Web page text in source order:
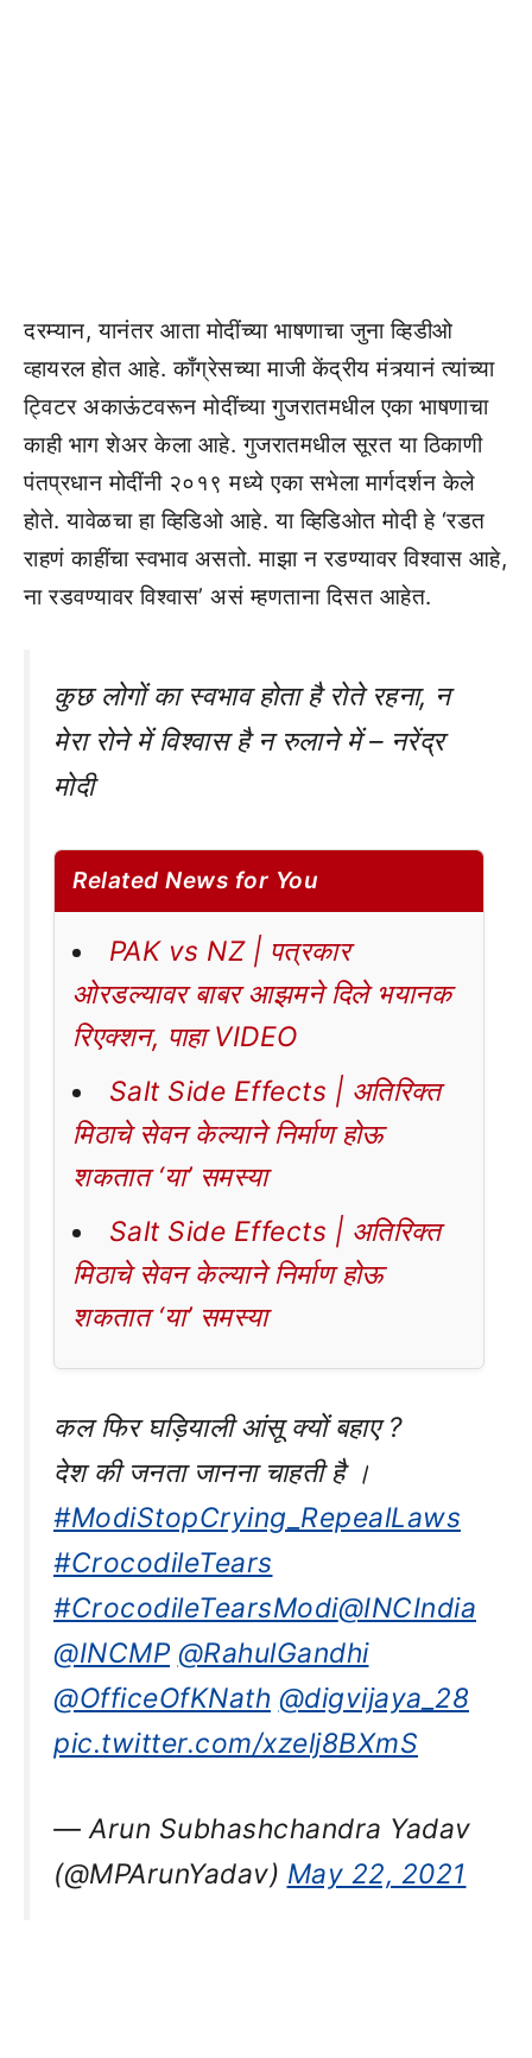
दरम्यान, यानंतर आता मोदींच्या भाषणाचा जुना व्हिडीओ
व्हायरल होत आहे. काँग्रेसच्या माजी केंद्रीय मंत्र्यानं त्यांच्या
ट्विटर अकाऊंटवरून मोदींच्या गुजरातमधील एका भाषणाचा
काही भाग शेअर केला आहे. गुजरातमधील सूरत या ठिकाणी
पंतप्रधान मोदींनी २०१९ मध्ये एका सभेला मार्गदर्शन केले
होते. यावेळचा हा व्हिडिओ आहे. या व्हिडिओत मोदी हे ‘रडत
राहणं काहींचा स्वभाव असतो. माझा न रडण्यावर विश्वास आहे,
ना रडवण्यावर विश्वास’ असं म्हणताना दिसत आहेत.
कुछ लोगों का स्वभाव होता है रोते रहना, न
मेरा रोने में विश्वास है न रुलाने में – नरेंद्र
मोदी
Related News for You
PAK vs NZ | पत्रकार
ओरडल्यावर बाबर आझमने दिले भयानक
रिएक्शन, पाहा VIDEO
Salt Side Effects | अतिरिक्त
मिठाचे सेवन केल्याने निर्माण होऊ
शकतात ‘या’ समस्या
Salt Side Effects | अतिरिक्त
मिठाचे सेवन केल्याने निर्माण होऊ
शकतात ‘या’ समस्या
कल फिर घड़ियाली आंसू क्यों बहाए ?
देश की जनता जानना चाहती है ।
#ModiStopCrying_RepealLaws
#CrocodileTears
#CrocodileTearsModi@INCIndia
@INCMP @RahulGandhi
@OfficeOfKNath @digvijaya_28
pic.twitter.com/xzelj8BXmS
— Arun Subhashchandra Yadav
(@MPArunYadav) May 22, 2021